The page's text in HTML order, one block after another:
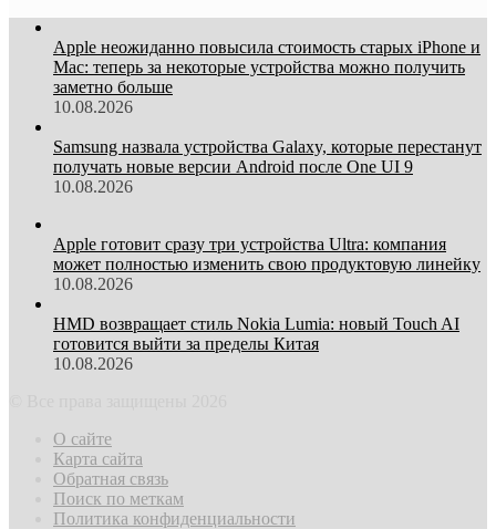
Apple неожиданно повысила стоимость старых iPhone и
Mac: теперь за некоторые устройства можно получить
заметно больше
10.08.2026
Samsung назвала устройства Galaxy, которые перестанут
получать новые версии Android после One UI 9
10.08.2026
Apple готовит сразу три устройства Ultra: компания
может полностью изменить свою продуктовую линейку
10.08.2026
HMD возвращает стиль Nokia Lumia: новый Touch AI
готовится выйти за пределы Китая
10.08.2026
О сайте
Карта сайта
Обратная связь
Поиск по меткам
Политика конфиденциальности